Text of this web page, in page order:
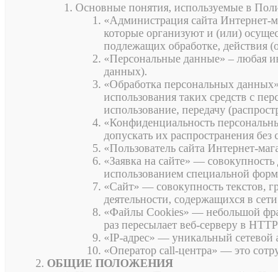
Основные понятия, используемые в
«Администрация сайта Интернет-
которые организуют и (или)
подлежащих обработке, действия
«Персональные данные» – любая
данных).
«Обработка персональных
использования таких средств с
использование, передачу
«Конфиденциальность
допускать их распространения
«Пользователь сайта Интернет-
«Заявка на сайте» —
использованием специальной
«Сайт» — совокупность текстов,
деятельности, содержащихся в
«Файлы Cookies» — небольшой
раз пересылает веб-серверу в
«IP-адрес» — уникальный сетевой
«Оператор call-центра» — это
ОБЩИЕ ПОЛОЖЕНИЯ